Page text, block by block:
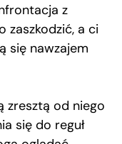
z
zaszkodzić, a ci
się nawzajem
zresztą od niego
się do reguł